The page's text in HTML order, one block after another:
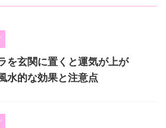
を玄関に置くと運気が上が
水的な効果と注意点